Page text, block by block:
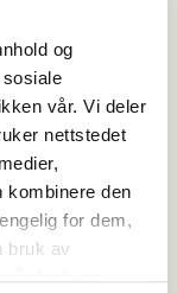
og
vår. Vi deler
nettstedet
kombinere den
for dem,
bruk av